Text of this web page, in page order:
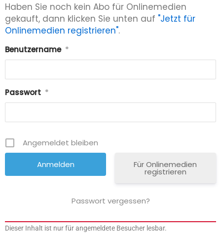
Haben Sie noch kein Abo für Onlinemedien
gekauft, dann klicken Sie unten auf "Jetzt für
Onlinemedien registrieren".
Benutzername *
Passwort *
Angemeldet bleiben
Für Onlinemedien
registrieren
Passwort vergessen?
Dieser Inhalt ist nur für angemeldete Besucher lesbar.